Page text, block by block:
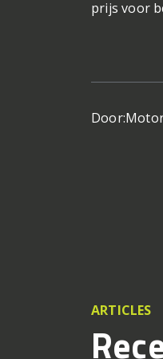
prijs voor
Door:
ARTICLES